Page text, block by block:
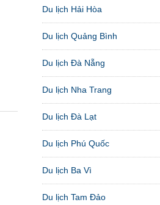
Du lịch Hải Hòa
Du lịch Quảng Bình
Du lịch Đà Nẵng
Du lịch Nha Trang
Du lịch Đà Lạt
Du lịch Phú Quốc
Du lịch Ba Vì
Du lịch Tam Đảo